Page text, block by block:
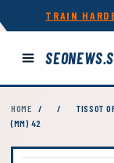
TRAIN
HOME / /
TISSOT
(MM) 42